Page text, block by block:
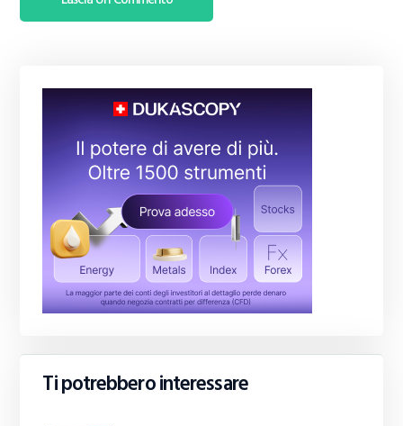
Ti potrebbero interessare